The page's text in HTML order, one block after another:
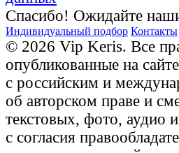
Спасибо! Ожидайте
Индивидуальный подбор Контакты
© 2026 Vip Keris. Все
опубликованные на
с российским и
об авторском праве и
текстовых, фото, аудио
с согласия